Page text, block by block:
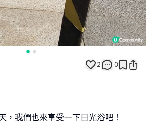
2 0